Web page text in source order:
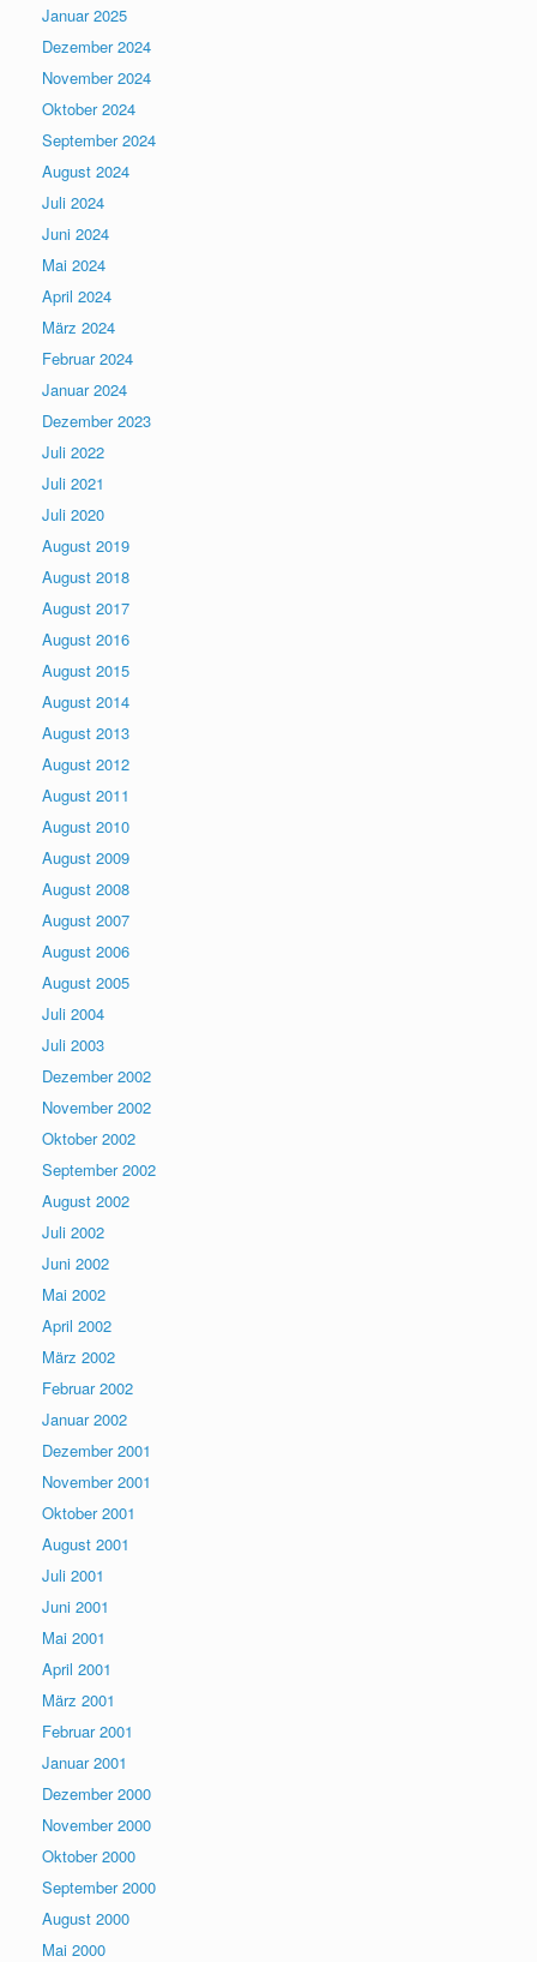
Januar 2025
Dezember 2024
November 2024
Oktober 2024
September 2024
August 2024
Juli 2024
Juni 2024
Mai 2024
April 2024
März 2024
Februar 2024
Januar 2024
Dezember 2023
Juli 2022
Juli 2021
Juli 2020
August 2019
August 2018
August 2017
August 2016
August 2015
August 2014
August 2013
August 2012
August 2011
August 2010
August 2009
August 2008
August 2007
August 2006
August 2005
Juli 2004
Juli 2003
Dezember 2002
November 2002
Oktober 2002
September 2002
August 2002
Juli 2002
Juni 2002
Mai 2002
April 2002
März 2002
Februar 2002
Januar 2002
Dezember 2001
November 2001
Oktober 2001
August 2001
Juli 2001
Juni 2001
Mai 2001
April 2001
März 2001
Februar 2001
Januar 2001
Dezember 2000
November 2000
Oktober 2000
September 2000
August 2000
Mai 2000